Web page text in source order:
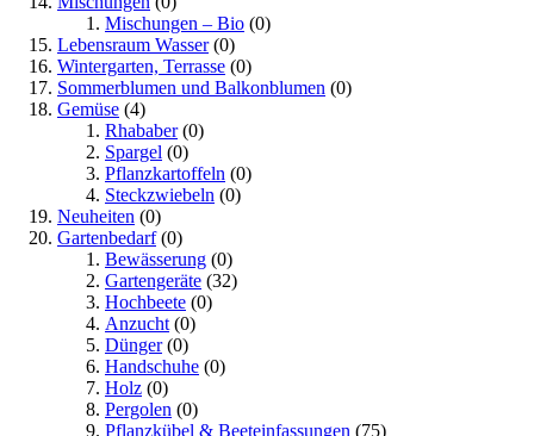
Mischungen – Bio (0)
Lebensraum Wasser(0)
Wintergarten, Terrasse (0)
Sommerblumen und Balkonblumen (0)
Gemüse (4)
Rhababer(0)
Spargel (0)
Pflanzkartoffeln (0)
Steckzwiebeln (0)
Neuheiten (0)
Gartenbedarf(0)
Bewässerung (0)
Gartengeräte (32)
Hochbeete (0)
Anzucht (0)
Dünger(0)
Handschuhe (0)
Holz (0)
Pergolen (0)
Pflanzkübel & Beeteinfassungen (75)